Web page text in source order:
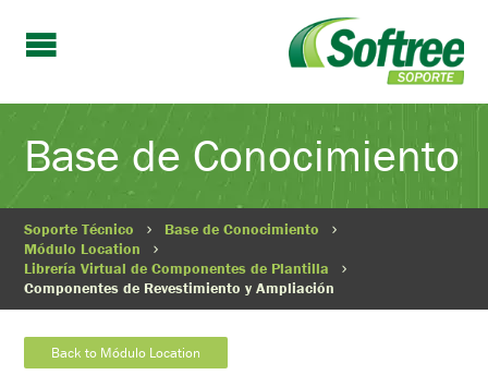
Base de Conocimiento
Soporte Técnico
Base de Conocimiento
Módulo Location
Librería Virtual de Componentes de Plantilla
Componentes de Revestimiento y Ampliación
Back to Módulo Location